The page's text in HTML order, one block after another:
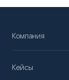
Компания
Кейсы